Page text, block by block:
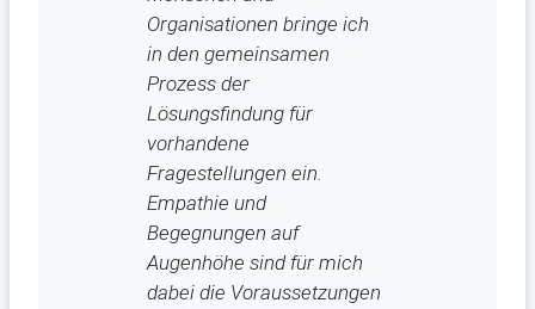
Organisationen bringe ich
in den gemeinsamen
Prozess der
Lösungsfindung für
vorhandene
Fragestellungen ein.
Empathie und
Begegnungen auf
Augenhöhe sind für mich
dabei die Voraussetzungen